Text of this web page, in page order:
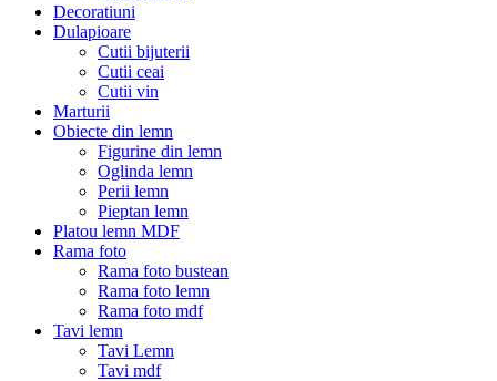
Decoratiuni
Dulapioare
Cutii bijuterii
Cutii ceai
Cutii vin
Marturii
Obiecte din lemn
Figurine din lemn
Oglinda lemn
Perii lemn
Pieptan lemn
Platou lemn MDF
Rama foto
Rama foto bustean
Rama foto lemn
Rama foto mdf
Tavi lemn
Tavi Lemn
Tavi mdf